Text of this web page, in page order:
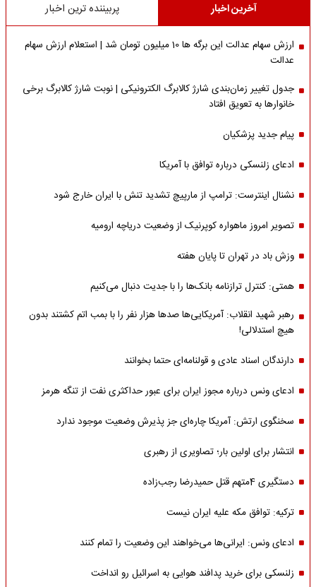
آخرین اخبار پربیننده ترین اخبار
ارزش سهام عدالت این برگه ها 10 میلیون تومان شد | استعلام ارزش سهام
عدالت
جدول تغییر زمان‌بندی شارژ کالابرگ الکترونیکی | نوبت شارژ کالابرگ برخی
خانوارها به تعویق افتاد
پیام جدید پزشکیان
ادعای زلنسکی درباره توافق با آمریکا
نشنال اینترست: ترامپ از مارپیچ تشدید تنش با ایران خارج شود
تصویر امروز ماهواره کوپرنیک از وضعیت دریاچه ارومیه
وزش باد در تهران تا پایان هفته
همتی: کنترل ترازنامه بانک‌ها را با جدیت دنبال می‌کنیم
رهبر شهید انقلاب: آمریکایی‌ها صدها هزار نفر را با بمب اتم کشتند بدون
هیچ استدلالی!
دارندگان اسناد عادی و قولنامه‌ای حتما بخوانند
ادعای ونس درباره مجوز ایران برای عبور حداکثری نفت از تنگه هرمز
سخنگوی ارتش: آمریکا چاره‌ای جز پذیرش وضعیت موجود ندارد
انتشار برای اولین بار؛ تصاویری از رهبری
دستگیری 4متهم قتل حمیدرضا رجب‌زاده
ترکیه: توافق مکه علیه ایران نیست
ادعای ونس: ایرانی‌ها می‌خواهند این وضعیت را تمام کنند
زلنسکی برای خرید پدافند هوایی به اسرائیل رو انداخت